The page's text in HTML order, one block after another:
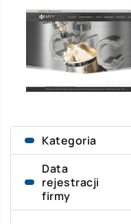
Kategoria
Data
rejestracji
firmy